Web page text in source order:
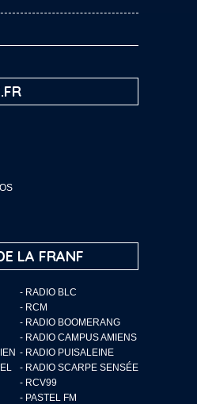
LA FRANF
- RADIO BLC
- RCM
- RADIO BOOMERANG
- RADIO CAMPUS AMIENS
- RADIO PUISALEINE
- RADIO SCARPE SENSÉE
- RCV99
- PASTEL FM